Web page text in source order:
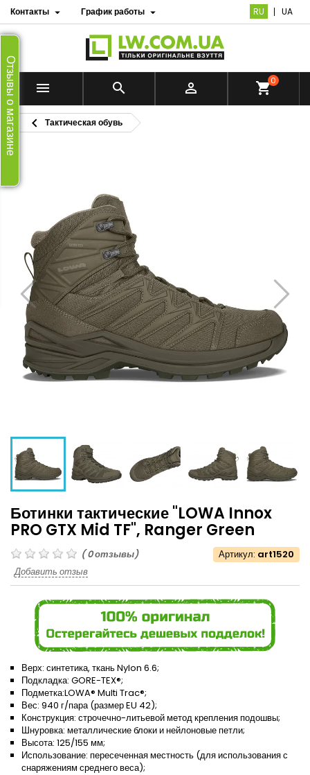
Контакты  График работы  RU UA
  shopping_cart0
 Тактическая обувь
Ботинки тактические "LOWA Innox
PRO GTX Mid TF", Ranger Green
(0отзывы)
Добавить отзыв
Артикул: art1520
Верх: синтетика, ткань Nylon 6.6;
Подкладка: GORE-TEX®;
Подметка:LOWA® Multi Trac®;
Вес: 940 г/пара (размер EU 42);
Конструкция: строчечно-литьевой метод крепления подошвы;
Шнуровка: металлические блоки и нейлоновые петли;
Высота: 125/155 мм;
Использование: пересеченная местность (для использования с
снаряжениям среднего веса);
Отзывы о магазине